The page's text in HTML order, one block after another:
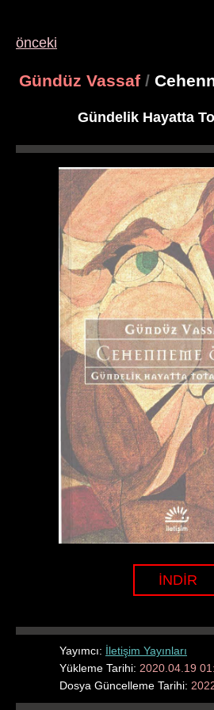
önceki
Gündüz Vassaf /
Gündelik Hayatta
İNDİR
Yayımcı: İletişim Yayınları
Yükleme Tarihi: 2020.04.19
Dosya Güncelleme Tarihi: